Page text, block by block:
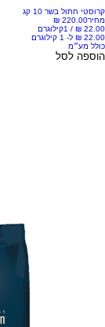
קרוסטי חתול בשר 10 קג
מחיר
/ 1קילוגרם
כולל מע״מ
הוספה לסל